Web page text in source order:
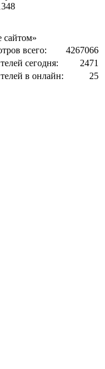
сайтом»
всего:
4267066
сегодня:
2471
в онлайн:
25